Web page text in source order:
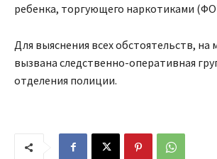
ребенка, торгующего наркотиками
Для выяснения всех обстоятельств, на
вызвана следственно-оперативная
отделения полиции.